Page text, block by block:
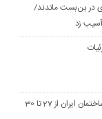
در بن‌بست ماندند/
برگزاری نمایشگاه تخصصی صنعت ساختمان ایران از 27 تا 30